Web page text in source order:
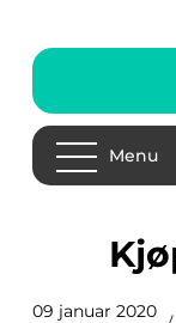
Menu
09 januar 2020